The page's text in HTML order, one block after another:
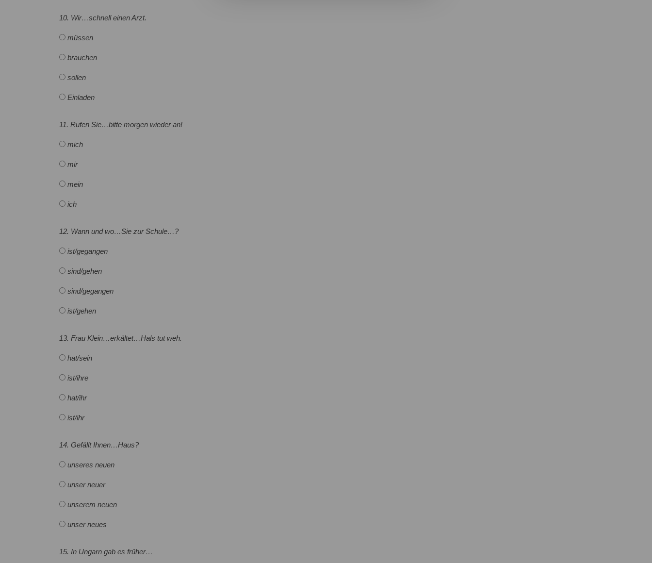
10. Wir…schnell einen Arzt.
müssen
brauchen
sollen
Einladen
11. Rufen Sie…bitte morgen wieder an!
mich
mir
mein
ich
12. Wann und wo…Sie zur Schule…?
ist/gegangen
sind/gehen
sind/gegangen
ist/gehen
13. Frau Klein…erkältet…Hals tut weh.
hat/sein
ist/ihre
hat/ihr
ist/ihr
14. Gefällt Ihnen…Haus?
unseres neuen
unser neuer
unserem neuen
unser neues
15. In Ungarn gab es früher…